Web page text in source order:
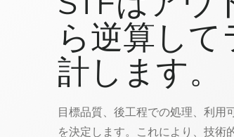
ら逆算し
計します。
目標品質、後工程での処理、利用
を決定します。これにより、技術